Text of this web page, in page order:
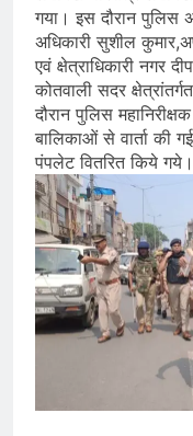
गया। इस दौरान पुलिस
अधिकारी सुशील
एवं क्षेत्राधिकारी नगर
कोतवाली सदर
दौरान पुलिस
बालिकाओं से वार्ता की
पंपलेट वितरित किये गये।